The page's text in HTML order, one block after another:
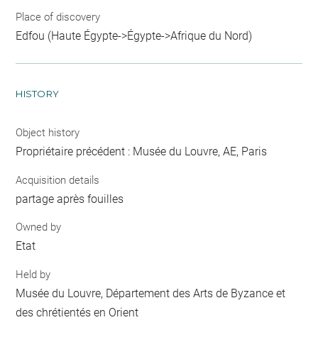
Place of discovery
Edfou (Haute Égypte->Égypte->Afrique du Nord)
HISTORY
Object history
Propriétaire précédent : Musée du Louvre, AE, Paris
Acquisition details
partage après fouilles
Owned by
Etat
Held by
Musée du Louvre, Département des Arts de Byzance et
des chrétientés en Orient